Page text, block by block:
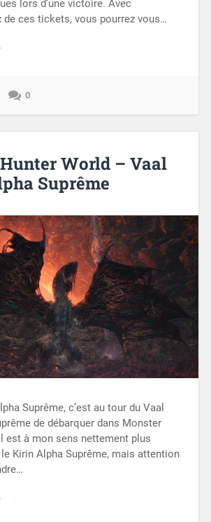
lors d’une victoire. Avec
de ces tickets, vous pourrez vous…
0
World – Vaal
Suprême
Suprême, c’est au tour du Vaal
de débarquer dans Monster
est à mon sens nettement plus
Kirin Alpha Suprême, mais attention